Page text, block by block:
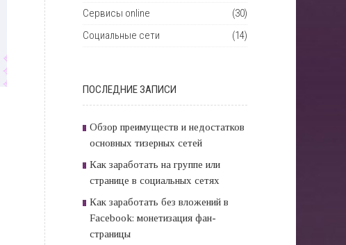
Сервисы online
(30)
Социальные сети
(14)
ПОСЛЕДНИЕ ЗАПИСИ
Обзор преимуществ и недостатков
основных тизерных сетей
Как заработать на группе или
странице в социальных сетях
Как заработать без вложений в
Facebook: монетизация фан-
страницы